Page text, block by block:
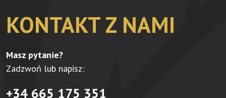
KONTAKT Z NAMI
Masz pytanie?
Zadzwoń lub napisz:
+34 665 175 351